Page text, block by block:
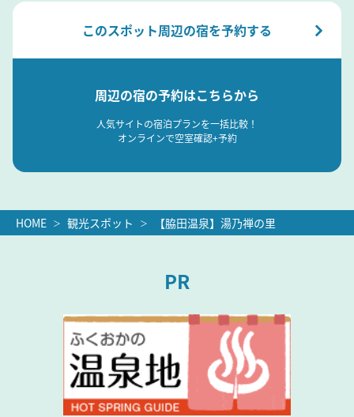
このスポット周辺の宿を予約する
周辺の宿の予約はこちらから
人気サイトの宿泊プランを一括比較！
オンラインで空室確認+予約
HOME 観光スポット 【脇田温泉】湯乃禅の里
PR